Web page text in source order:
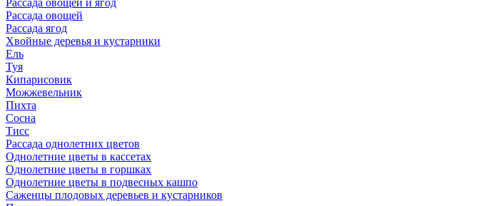
Рассада овощей и ягод
Рассада овощей
Рассада ягод
Хвойные деревья и кустарники
Ель
Туя
Кипарисовик
Можжевельник
Пихта
Сосна
Тисc
Рассада однолетних цветов
Однолетние цветы в кассетах
Однолетние цветы в горшках
Однолетние цветы в подвесных кашпо
Саженцы плодовых деревьев и кустарников